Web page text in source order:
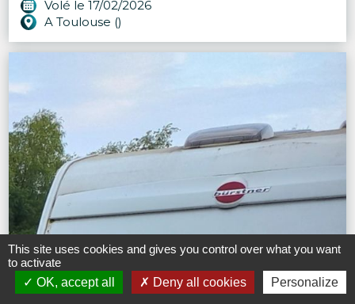
Volé le 17/02/2026
A Toulouse ()
This site uses cookies and gives you control over what you want
to activate
OK, accept all
Deny all cookies Personalize